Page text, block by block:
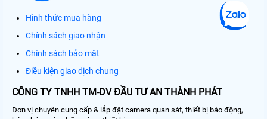
Hình thức mua hàng
Chính sách giao nhận
Chính sách bảo mật
Điều kiện giao dịch chung
CÔNG TY TNHH TM-DV ĐẦU TƯ AN THÀNH PHÁT
Đơn vị chuyên cung cấp & lắp đặt camera quan sát, thiết bị báo động,